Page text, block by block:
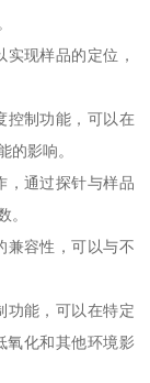
现样品的定位，
控制功能，可以在
的影响。
，通过探针与样品
。
兼容性，可以与不
功能，可以在特定
氧化和其他环境影